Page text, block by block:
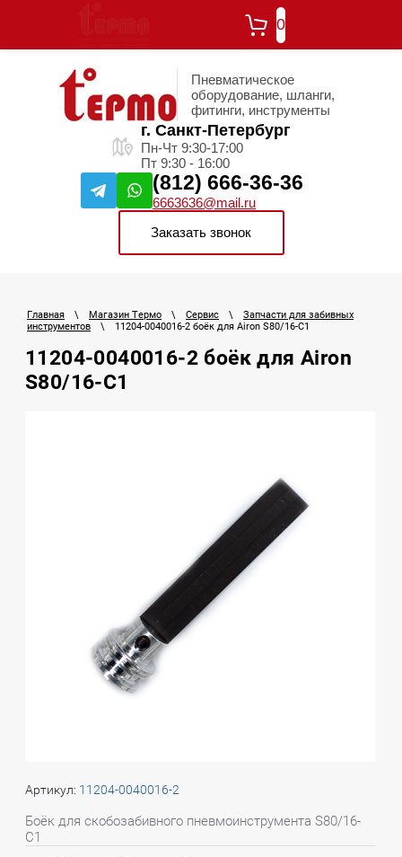
0
Пневматическое
оборудование, шланги,
фитинги, инструменты
г. Санкт-Петербург
Пн-Чт 9:30-17:00
Пт 9:30 - 16:00
(812) 666-36-36
6663636@mail.ru
Заказать звонок
Главная \ Магазин Термо \ Сервис \
Запчасти для забивных
инструментов
\ 11204-0040016-2 боёк для Airon S80/16-C1
11204-0040016-2 боёк для Airon
S80/16-C1
Артикул: 11204-0040016-2
Боёк для скобозабивного пневмоинструмента S80/16-
C1